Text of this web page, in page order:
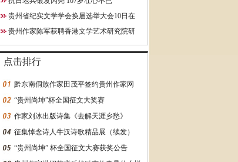
贵州省纪实文学学会换届选举大会10日在
贵阳成功举行
贵州作家陈军获聘香港文学艺术研究院研
究员
点击排行
黔东南侗族作家田茂平签约贵州作家网
“贵州尚坤”杯全国征文大奖赛
作家刘冰出版诗集《去解天涯乡愁》
征集悼念诗人牛汉诗歌精品展（续发）
“贵州尚坤” 杯全国征文大赛获奖公告